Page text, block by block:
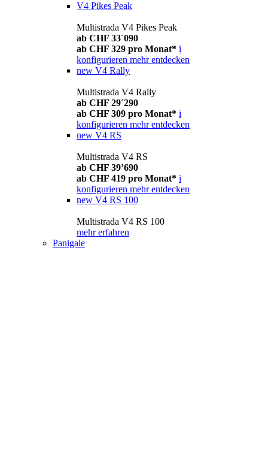
V4 Pikes Peak
Multistrada V4 Pikes Peak
ab CHF 33´090
ab CHF 329 pro Monat* i
konfigurieren mehr entdecken
new V4 Rally
Multistrada V4 Rally
ab CHF 29´290
ab CHF 309 pro Monat* i
konfigurieren mehr entdecken
new V4 RS
Multistrada V4 RS
ab CHF 39’690
ab CHF 419 pro Monat* i
konfigurieren mehr entdecken
new V4 RS 100
Multistrada V4 RS 100
mehr erfahren
Panigale